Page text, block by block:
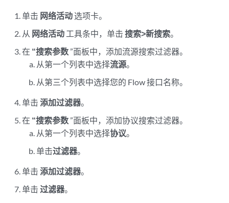
单击 网络活动 选项卡。
从 网络活动 工具条中，单击搜索>新搜索。
在 “搜索参数 ”面板中，添加流源搜索过滤器。
从第一个列表中选择流源。
从第三个列表中选择您的 Flow接口名称。
单击添加过滤器。
在 “搜索参数 ”面板中，添加协议搜索过滤器。
从第一个列表中选择协议。
单击过滤器。
单击添加过滤器。
单击过滤器。